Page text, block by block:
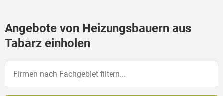
Angebote von Heizungsbauern aus
Tabarz einholen